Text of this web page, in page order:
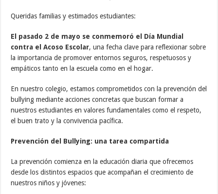
Queridas familias y estimados estudiantes:
El pasado 2 de mayo se conmemoró el Día Mundial
contra el Acoso Escolar, una fecha clave para reflexionar sobre
la importancia de promover entornos seguros, respetuosos y
empáticos tanto en la escuela como en el hogar.
En nuestro colegio, estamos comprometidos con la prevención del
bullying mediante acciones concretas que buscan formar a
nuestros estudiantes en valores fundamentales como el respeto,
el buen trato y la convivencia pacífica.
Prevención del Bullying: una tarea compartida
La prevención comienza en la educación diaria que ofrecemos
desde los distintos espacios que acompañan el crecimiento de
nuestros niños y jóvenes: